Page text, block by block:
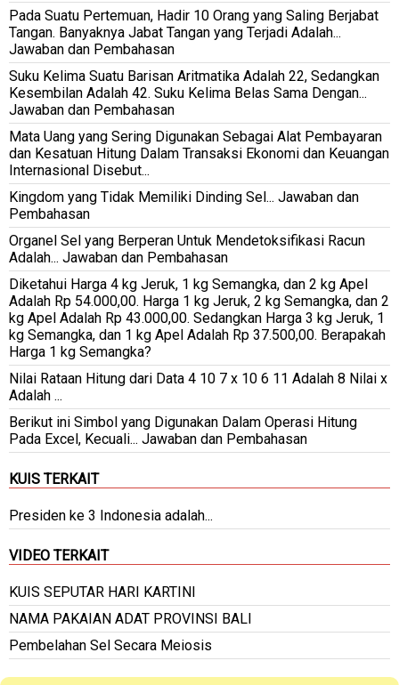
Pada Suatu Pertemuan, Hadir 10 Orang yang Saling Berjabat
Tangan. Banyaknya Jabat Tangan yang Terjadi Adalah...
Jawaban dan Pembahasan
Suku Kelima Suatu Barisan Aritmatika Adalah 22, Sedangkan
Kesembilan Adalah 42. Suku Kelima Belas Sama Dengan...
Jawaban dan Pembahasan
Mata Uang yang Sering Digunakan Sebagai Alat Pembayaran
dan Kesatuan Hitung Dalam Transaksi Ekonomi dan Keuangan
Internasional Disebut...
Kingdom yang Tidak Memiliki Dinding Sel... Jawaban dan
Pembahasan
Organel Sel yang Berperan Untuk Mendetoksifikasi Racun
Adalah... Jawaban dan Pembahasan
Diketahui Harga 4 kg Jeruk, 1 kg Semangka, dan 2 kg Apel
Adalah Rp 54.000,00. Harga 1 kg Jeruk, 2 kg Semangka, dan 2
kg Apel Adalah Rp 43.000,00. Sedangkan Harga 3 kg Jeruk, 1
kg Semangka, dan 1 kg Apel Adalah Rp 37.500,00. Berapakah
Harga 1 kg Semangka?
Nilai Rataan Hitung dari Data 4 10 7 x 10 6 11 Adalah 8 Nilai x
Adalah ...
Berikut ini Simbol yang Digunakan Dalam Operasi Hitung
Pada Excel, Kecuali... Jawaban dan Pembahasan
KUIS TERKAIT
Presiden ke 3 Indonesia adalah...
VIDEO TERKAIT
KUIS SEPUTAR HARI KARTINI
NAMA PAKAIAN ADAT PROVINSI BALI
Pembelahan Sel Secara Meiosis